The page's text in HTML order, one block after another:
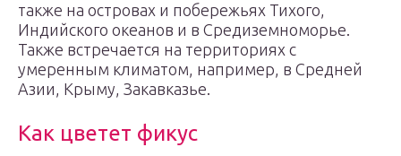
также на островах и побережьях Тихого,
Индийского океанов и в Средиземноморье.
Также встречается на территориях с
умеренным климатом, например, в Средней
Азии, Крыму, Закавказье.
Как цветет фикус